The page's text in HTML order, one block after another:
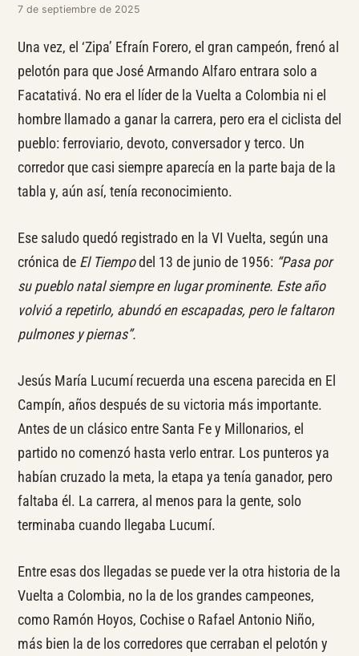
7 de septiembre de 2025
Una vez, el ‘Zipa’ Efraín Forero, el gran campeón, frenó al
pelotón para que José Armando Alfaro entrara solo a
Facatativá. No era el líder de la Vuelta a Colombia ni el
hombre llamado a ganar la carrera, pero era el ciclista del
pueblo: ferroviario, devoto, conversador y terco. Un
corredor que casi siempre aparecía en la parte baja de la
tabla y, aún así, tenía reconocimiento.
Ese saludo quedó registrado en la VI Vuelta, según una
crónica de El Tiempodel 13 de junio de 1956: “Pasa por
su pueblo natal siempre en lugar prominente. Este año
volvió a repetirlo, abundó en escapadas, pero le faltaron
pulmones y piernas”.
Jesús María Lucumí recuerda una escena parecida en El
Campín, años después de su victoria más importante.
Antes de un clásico entre Santa Fe y Millonarios, el
partido no comenzó hasta verlo entrar. Los punteros ya
habían cruzado la meta, la etapa ya tenía ganador, pero
faltaba él. La carrera, al menos para la gente, solo
terminaba cuando llegaba Lucumí.
Entre esas dos llegadas se puede ver la otra historia de la
Vuelta a Colombia, no la de los grandes campeones,
como Ramón Hoyos, Cochise o Rafael Antonio Niño,
más bien la de los corredores que cerraban el pelotón y